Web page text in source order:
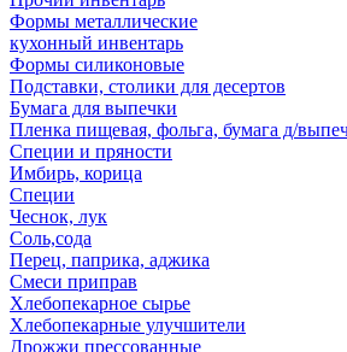
Формы металлические
кухонный инвентарь
Формы силиконовые
Подставки, столики для десертов
Бумага для выпечки
Пленка пищевая, фольга, бумага д/
Специи и пряности
Имбирь, корица
Специи
Чеснок, лук
Соль,сода
Перец, паприка, аджика
Смеси приправ
Хлебопекарное сырье
Хлебопекарные улучшители
Дрожжи прессованные